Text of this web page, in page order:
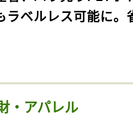
ラベルレス可能に。
・アパレル